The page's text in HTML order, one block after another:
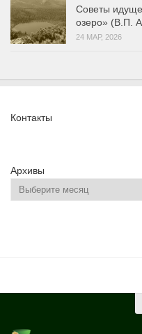
Советы
озеро» (В.П.
24 МАР, 2026
Контакты
Архивы